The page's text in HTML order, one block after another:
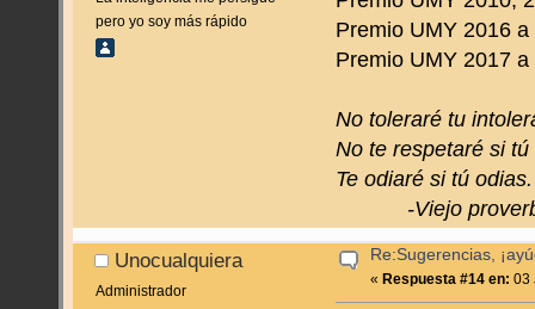
pero yo soy más rápido
Premio UMY 2016
Premio UMY 2017
No toleraré tu
No te respetaré si
Te odiaré si tú odias.
-Viejo
Unocualquiera
Administrador
Re:Sugerencias,
« Respuesta #14 en: 03